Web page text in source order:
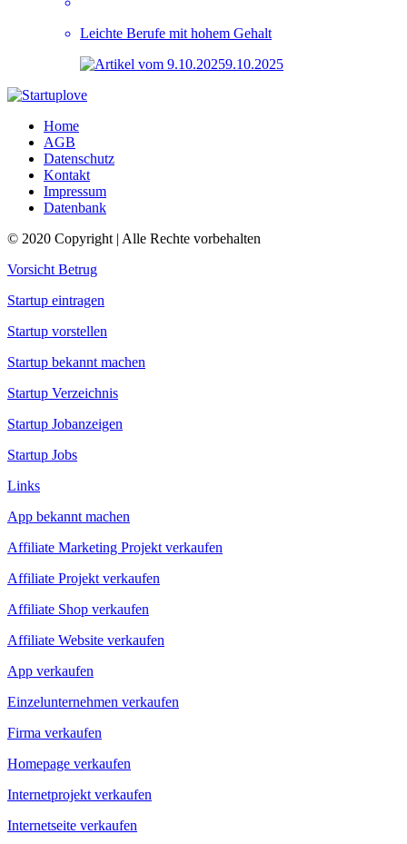
Leichte Berufe mit hohem Gehalt
9.10.2025
Home
AGB
Datenschutz
Kontakt
Impressum
Datenbank
© 2020 Copyright | Alle Rechte vorbehalten
Vorsicht Betrug
Startup eintragen
Startup vorstellen
Startup bekannt machen
Startup Verzeichnis
Startup Jobanzeigen
Startup Jobs
Links
App bekannt machen
Affiliate Marketing Projekt verkaufen
Affiliate Projekt verkaufen
Affiliate Shop verkaufen
Affiliate Website verkaufen
App verkaufen
Einzelunternehmen verkaufen
Firma verkaufen
Homepage verkaufen
Internetprojekt verkaufen
Internetseite verkaufen